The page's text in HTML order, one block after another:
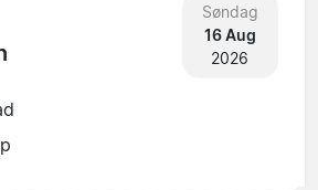
Søndag
16 Aug
2026